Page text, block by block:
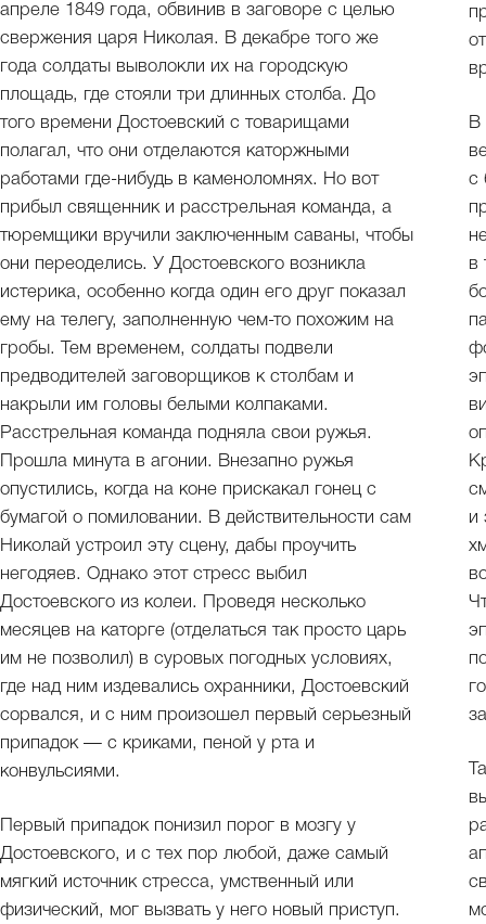
апреле 1849 года, обвинив в заговоре с целью
свержения царя Николая. В декабре того же
года солдаты выволокли их на городскую
площадь, где стояли три длинных столба. До
того времени Достоевский с товарищами
полагал, что они отделаются каторжными
работами где-нибудь в каменоломнях. Но вот
прибыл священник и расстрельная команда, а
тюремщики вручили заключенным саваны, чтобы
они переоделись. У Достоевского возникла
истерика, особенно когда один его друг показал
ему на телегу, заполненную чем-то похожим на
гробы. Тем временем, солдаты подвели
предводителей заговорщиков к столбам и
накрыли им головы белыми колпаками.
Расстрельная команда подняла свои ружья.
Прошла минута в агонии. Внезапно ружья
опустились, когда на коне прискакал гонец с
бумагой о помиловании. В действительности сам
Николай устроил эту сцену, дабы проучить
негодяев. Однако этот стресс выбил
Достоевского из колеи. Проведя несколько
месяцев на каторге (отделаться так просто царь
им не позволил) в суровых погодных условиях,
где над ним издевались охранники, Достоевский
сорвался, и с ним произошел первый серьезный
припадок — с криками, пеной у рта и
конвульсиями.
Первый припадок понизил порог в мозгу у
Достоевского, и с тех пор любой, даже самый
мягкий источник стресса, умственный или
физический, мог вызвать у него новый приступ.
В
с
в
и